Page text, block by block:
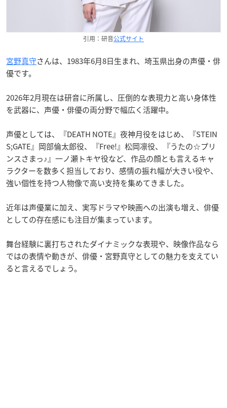
引用：研音公式サイト
宮野真守さんは、1983年6月8日生まれ、埼玉県出身の声優・俳
優です。
2026年2月現在は研音に所属し、圧倒的な表現力と高い身体性
を武器に、声優・俳優の両分野で幅広く活躍中。
声優としては、『DEATH NOTE』夜神月役をはじめ、『STEIN
S;GATE』岡部倫太郎役、『Free!』松岡凛役、『うたの☆プリ
ンスさまっ♪』一ノ瀬トキヤ役など、作品の顔とも言えるキャ
ラクターを数多く担当しており、感情の振れ幅が大きい役や、
強い個性を持つ人物像で高い支持を集めてきました。
近年は声優業に加え、実写ドラマや映画への出演も増え、俳優
としての存在感にも注目が集まっています。
舞台経験に裏打ちされたダイナミックな表現や、映像作品なら
ではの表情や動きが、俳優・宮野真守としての魅力を支えてい
ると言えるでしょう。